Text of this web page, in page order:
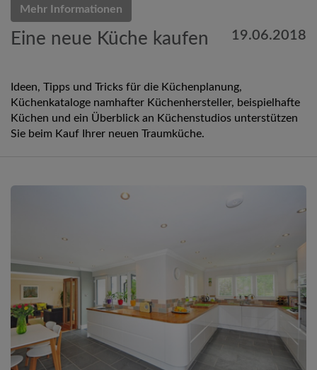
Mehr Informationen
Eine neue Küche kaufen 19.06.2018
Ideen, Tipps und Tricks für die Küchenplanung,
Küchenkataloge namhafter Küchenhersteller, beispielhafte
Küchen und ein Überblick an Küchenstudios unterstützen
Sie beim Kauf Ihrer neuen Traumküche.